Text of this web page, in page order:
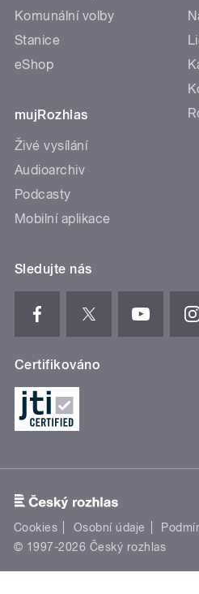
Komunální volby
Stanice
eShop
mujRozhlas
Živé vysílání
Audioarchiv
Podcasty
Mobilní aplikace
Sledujte nás
Certifikováno
Cookies Osobní údaje
© 1997-2026 Český rozhlas